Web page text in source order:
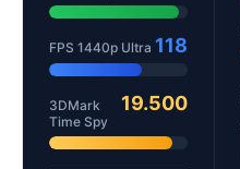
FPS 1440p Ultra 118
3DMark
Time Spy
19.500